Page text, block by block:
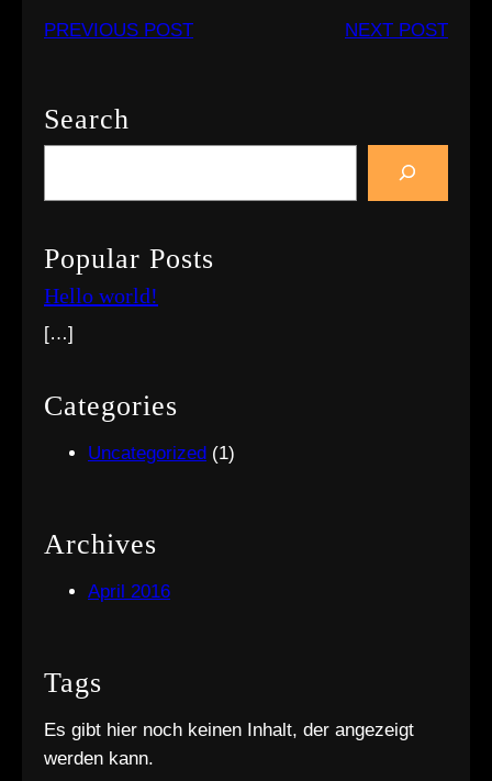
PREVIOUS POST NEXT POST
Search
c
h
Popular Posts
Hello world!
[…]
Categories
Uncategorized (1)
Archives
April 2016
Tags
Es gibt hier noch keinen Inhalt, der angezeigt
werden kann.